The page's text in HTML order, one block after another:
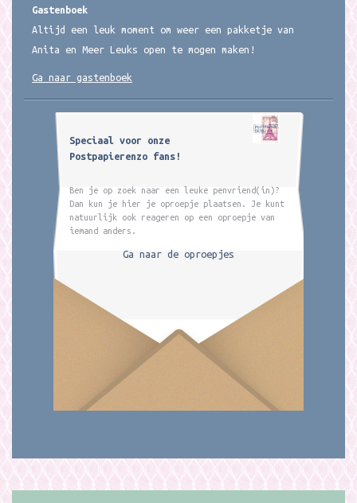
Gastenboek
Altijd een leuk moment om weer een pakketje van
Anita en Meer Leuks open te mogen maken!
Ga naar gastenboek
Speciaal voor onze
Postpapierenzo fans!
Ben je op zoek naar een leuke penvriend(in)?
Dan kun je hier je oproepje plaatsen. Je kunt
natuurlijk ook reageren op een oproepje van
iemand anders.
Ga naar de oproepjes